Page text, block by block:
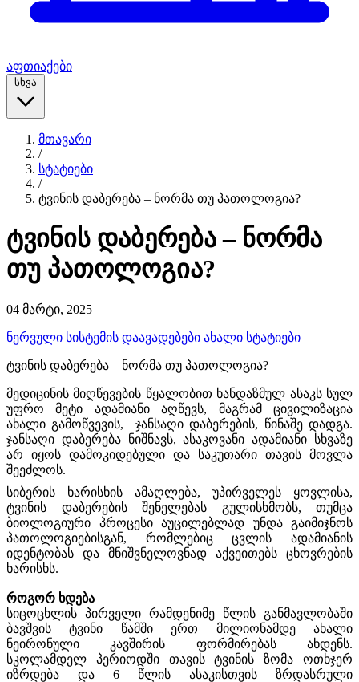
აფთიაქები
სხვა
მთავარი
/
სტატიები
/
ტვინის დაბერება – ნორმა თუ პათოლოგია?
ტვინის დაბერება – ნორმა
თუ პათოლოგია?
04 მარტი, 2025
ნერვული სისტემის დაავადებები ახალი სტატიები
ტვინის დაბერება – ნორმა თუ პათოლოგია?
მედიცინის მიღწევების წყალობით ხანდაზმულ ასაკს სულ
უფრო მეტი ადამიანი აღწევს, მაგრამ ცივილიზაცია
ახალი გამოწვევის, ჯანსაღი დაბერების, წინაშე დადგა.
ჯანსაღი დაბერება ნიშნავს, ასაკოვანი ადამიანი სხვაზე
არ იყოს დამოკიდებული და საკუთარი თავის მოვლა
შეეძლოს.
სიბერის ხარისხის ამაღლება, უპირველეს ყოვლისა,
ტვინის დაბერების შენელებას გულისხმობს, თუმცა
ბიოლოგიური პროცესი აუცილებლად უნდა გაიმიჯნოს
პათოლოგიებისგან, რომლებიც ცვლის ადამიანის
იდენტობას და მნიშვნელოვნად აქვეითებს ცხოვრების
ხარისხს.
როგორ ხდება
სიცოცხლის პირველი რამდენიმე წლის განმავლობაში
ბავშვის ტვინი წამში ერთ მილიონამდე ახალი
ნეირონული კავშირის ფორმირებას ახდენს.
სკოლამდელ პერიოდში თავის ტვინის ზომა ოთხჯერ
იზრდება და 6 წლის ასაკისთვის ზრდასრული